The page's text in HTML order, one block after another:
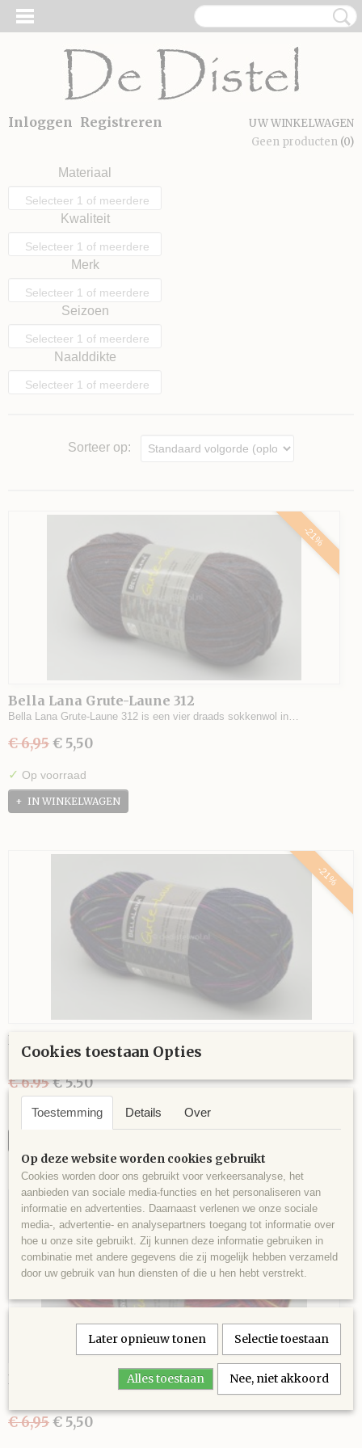
Inloggen Registreren
UW WINKELWAGEN
Geen producten (0)
Materiaal
Selecteer 1 of meerdere
opties
Kwaliteit
Selecteer 1 of meerdere
opties
Merk
Selecteer 1 of meerdere
opties
Seizoen
Selecteer 1 of meerdere
opties
Naalddikte
Selecteer 1 of meerdere
Sorteer op:
-21%
Bella Lana Grute-Laune 312
Bella Lana Grute-Laune 312 is een vier draads sokkenwol in…
€ 6,95€ 5,50
✓ Op voorraad
IN WINKELWAGEN
-21%
Bella Lana Grute-Laune 474
Bella Lana Grute-Laune 474 is een vier draads sokkenwol in…
€ 6,95€ 5,50
Op voorraad
-21%
Bella Lana Grute-Laune 476
Bella Lana Grute-Laune 476 is een vier draads sokkenwol in…
€ 6,95€ 5,50
Cookies toestaan Opties
Toestemming Details Over
Op deze website worden cookies gebruikt
Cookies worden door ons gebruikt voor verkeersanalyse, het
aanbieden van sociale media-functies en het personaliseren van
informatie en advertenties. Daarnaast verlenen we onze sociale
media-, advertentie- en analysepartners toegang tot informatie over
hoe u onze site gebruikt. Zij kunnen deze informatie gebruiken in
combinatie met andere gegevens die zij mogelijk hebben verzameld
door uw gebruik van hun diensten of die u hen hebt verstrekt.
Later opnieuw tonen Selectie toestaan
Alles toestaan Nee, niet akkoord